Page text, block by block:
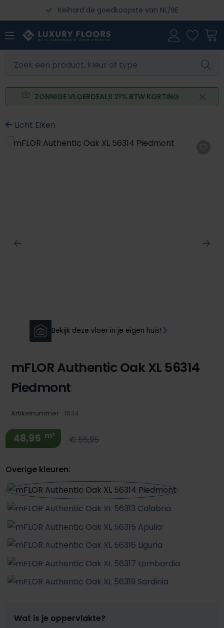
Ga naar de hoofdinhoudKeihard de goedkoopste van NL/BE
ZONNIGE VLOERDEALS 21% BTW KORTING
Licht Eiken
Afbeeldingengalerij overslaan
Bekijk deze vloer in je eigen huis!
mFLOR Authentic Oak XL 56314
Piedmont
Artikelnummer: 1534
48,95 m² € 55,95
Overige kleuren:
Wat is je oppervlakte?